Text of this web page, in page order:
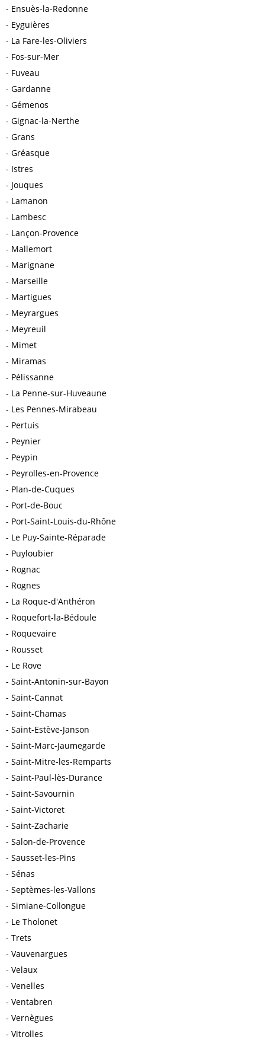
Ensuès-la-Redonne
Eyguières
La Fare-les-Oliviers
Fos-sur-Mer
Fuveau
Gardanne
Gémenos
Gignac-la-Nerthe
Grans
Gréasque
Istres
Jouques
Lamanon
Lambesc
Lançon-Provence
Mallemort
Marignane
Marseille
Martigues
Meyrargues
Meyreuil
Mimet
Miramas
Pélissanne
La Penne-sur-Huveaune
Les Pennes-Mirabeau
Pertuis
Peynier
Peypin
Peyrolles-en-Provence
Plan-de-Cuques
Port-de-Bouc
Port-Saint-Louis-du-Rhône
Le Puy-Sainte-Réparade
Puyloubier
Rognac
Rognes
La Roque-d'Anthéron
Roquefort-la-Bédoule
Roquevaire
Rousset
Le Rove
Saint-Antonin-sur-Bayon
Saint-Cannat
Saint-Chamas
Saint-Estève-Janson
Saint-Marc-Jaumegarde
Saint-Mitre-les-Remparts
Saint-Paul-lès-Durance
Saint-Savournin
Saint-Victoret
Saint-Zacharie
Salon-de-Provence
Sausset-les-Pins
Sénas
Septèmes-les-Vallons
Simiane-Collongue
Le Tholonet
Trets
Vauvenargues
Velaux
Venelles
Ventabren
Vernègues
Vitrolles